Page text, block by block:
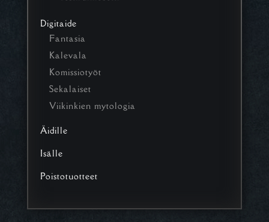
Digitaide
Fantasia
Kalevala
Komissiotyöt
Sekalaiset
Viikinkien mytologia
Äidille
Isälle
Poistotuotteet